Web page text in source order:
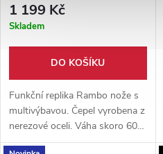
1 199 Kč
Skladem
DO KOŠÍKU
Funkční replika Rambo nože s
multivýbavou. Čepel vyrobena z
nerezové oceli. Váha skoro 600
g. Součástí balení je pevné